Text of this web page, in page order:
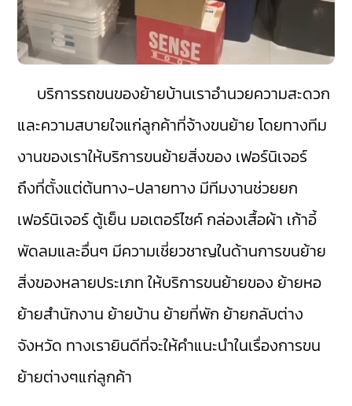
บริการรถขนของย้ายบ้านเราอำนวยความสะดวก
และความสบายใจแก่ลูกค้าที่จ้างขนย้าย โดยทางทีม
งานของเราให้บริการขนย้ายสิ่งของ เฟอร์นิเจอร์
ถึงที่ตั้งแต่ต้นทาง-ปลายทาง มีทีมงานช่วยยก
เฟอร์นิเจอร์ ตู้เย็น มอเตอร์ไซค์ กล่องเสื้อผ้า เก้าอี้
พัดลมและอื่นๆ มีความเชี่ยวชาญในด้านการขนย้าย
สิ่งของหลายประเภท ให้บริการขนย้ายของ ย้ายหอ
ย้ายสำนักงาน ย้ายบ้าน ย้ายที่พัก ย้ายกลับต่าง
จังหวัด ทางเรายินดีที่จะให้คำแนะนำในเรื่องการขน
ย้ายต่างๆแก่ลูกค้า